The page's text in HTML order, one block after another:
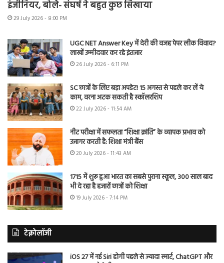
इंजीनियर, बोले- संघर्ष ने बहुत कुछ सिखाया
29 July 2026 - 8:00 PM
UGC NET Answer Key में देरी की वजह पेपर लीक विवाद?
लाखों उम्मीदवार कर रहे इंतजार
26 July 2026 - 6:11 PM
SC छात्रों के लिए बड़ा अपडेट! 15 अगस्त से पहले कर लें ये
काम, वरना अटक सकती है स्कॉलरशिप
22 July 2026 - 11:54 AM
नीट परीक्षा में सफलता “शिक्षा क्रांति” के व्यापक प्रभाव को
उजागर करती है: शिक्षा मंत्री बैंस
20 July 2026 - 11:43 AM
1715 में शुरू हुआ भारत का सबसे पुराना स्कूल, 300 साल बाद
भी दे रहा है हजारों छात्रों को शिक्षा
19 July 2026 - 7:14 PM
टेक्नोलॉजी
iOS 27 में नई Siri होगी पहले से ज्यादा स्मार्ट, ChatGPT और